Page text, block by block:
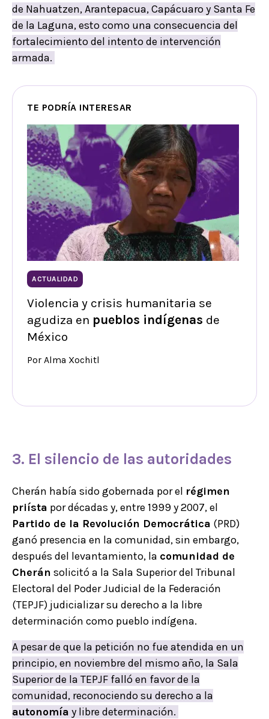
de Nahuatzen, Arantepacua, Capácuaro y Santa Fe
de la Laguna, esto como una consecuencia del
fortalecimiento del intento de intervención
armada.
TE PODRÍA INTERESAR
ACTUALIDAD
Violencia y crisis humanitaria se
agudiza en pueblos indígenas de
México
Por Alma Xochitl
3. El silencio de las autoridades
Cherán había sido gobernada por el régimen
priísta por décadas y, entre 1999 y 2007, el
Partido de la Revolución Democrática (PRD)
ganó presencia en la comunidad, sin embargo,
después del levantamiento, la comunidad de
Cherán solicitó a la Sala Superior del Tribunal
Electoral del Poder Judicial de la Federación
(TEPJF) judicializar su derecho a la libre
determinación como pueblo indígena.
A pesar de que la petición no fue atendida en un
principio, en noviembre del mismo año, la Sala
Superior de la TEPJF falló en favor de la
comunidad, reconociendo su derecho a la
autonomía y libre determinación.